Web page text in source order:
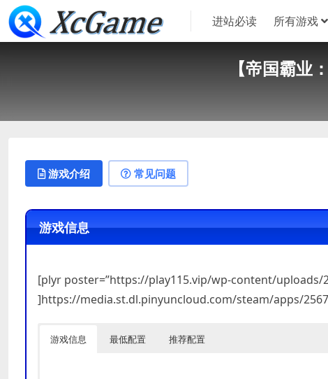
进站必读 所有游戏
【帝国霸
游戏介绍 常见问题
游戏信息
[plyr poster=”https://play115.vip/wp-content/uploads/
]https://media.st.dl.pinyuncloud.com/steam/apps/
游戏信息 最低配置 推荐配置